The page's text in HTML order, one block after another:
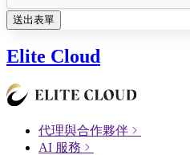
送出表單
Elite Cloud
代理與合作夥伴
AI 服務